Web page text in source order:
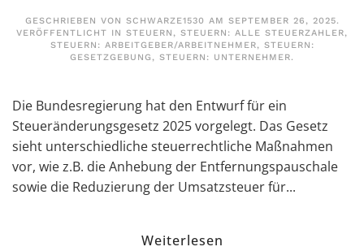
GESCHRIEBEN VON SCHWARZE1530 AM SEPTEMBER 26, 2025.
VERÖFFENTLICHT IN STEUERN, STEUERN: ALLE STEUERZAHLER,
STEUERN: ARBEITGEBER/ARBEITNEHMER, STEUERN:
GESETZGEBUNG, STEUERN: UNTERNEHMER.
Die Bundesregierung hat den Entwurf für ein
Steueränderungsgesetz 2025 vorgelegt. Das Gesetz
sieht unterschiedliche steuerrechtliche Maßnahmen
vor, wie z.B. die Anhebung der Entfernungspauschale
sowie die Reduzierung der Umsatzsteuer für...
Weiterlesen